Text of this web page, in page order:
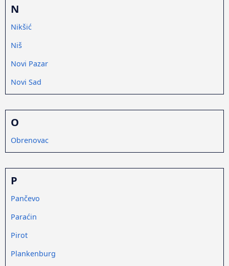
N
Nikšić
Niš
Novi Pazar
Novi Sad
O
Obrenovac
P
Pančevo
Paraćin
Pirot
Plankenburg